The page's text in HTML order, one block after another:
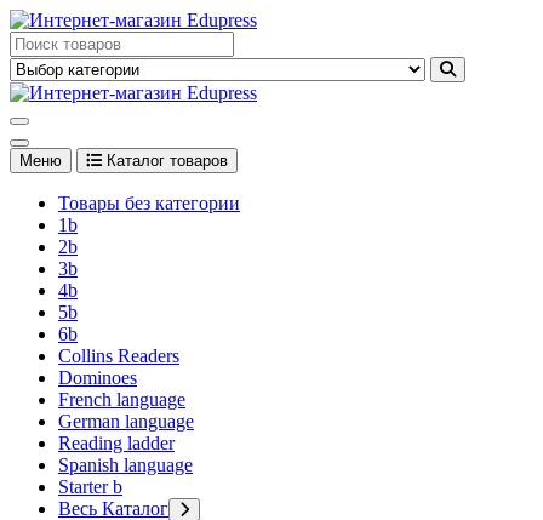
Перейти
к
содержимому
Edupress Uzbekistan, Edupress Узбекистан, книги, учебники на
английском языке
английском языке
Меню Каталог товаров
Товары без категории
1b
2b
3b
4b
5b
6b
Collins Readers
Dominoes
French language
German language
Reading ladder
Spanish language
Starter b
Весь Каталог